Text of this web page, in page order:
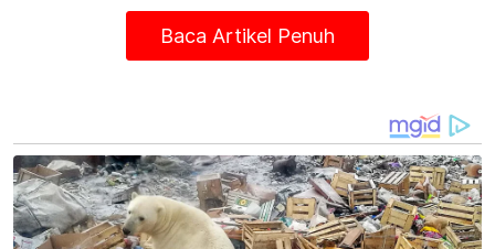
Moscow telah berulang kali menyatakan
bahawa ia tidak boleh dipersalahkan
berikutan harga bijirin meningkat.
Baca Artikel Penuh